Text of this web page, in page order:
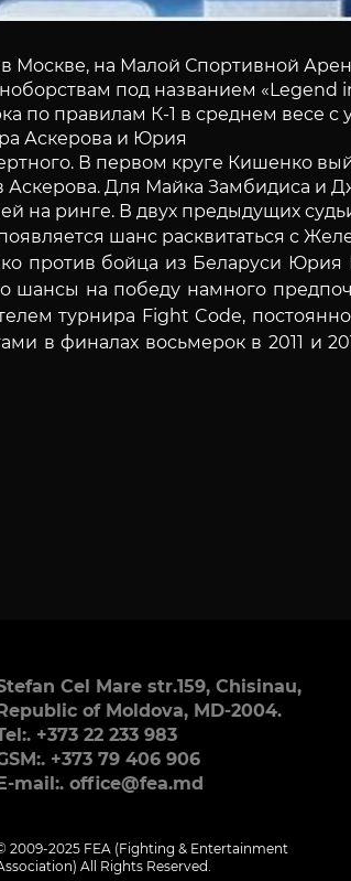
Москве, на Малой Спортивной
под названием «Legend
по правилам К-1 в среднем весе
Аскерова и Юрия
В первом круге Кишенко
Аскерова. Для Майка Замбидиса и
на ринге. В двух предыдущих
шанс расквитаться с
против бойца из Беларуси Юрия
шансы на победу намного
турнира Fight Code,
в финалах восьмерок в 2011 и
Cel Mare str.159, Chisinau,
of Moldova, MD-2004.
+373 22 233 983
+373 79 406 906
mail:. office@fea.md
2009-2025 FEA (Fighting & Entertainment
All Rights Reserved.